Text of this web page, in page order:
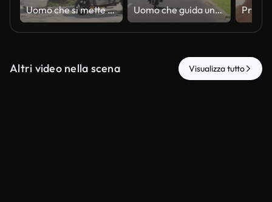
Uomo che si mette il casco e sale su monopattino elettrico Uomo che guida uno scooter elettrico su Sunny City Road
Altri video nella scena Visualizza tutto